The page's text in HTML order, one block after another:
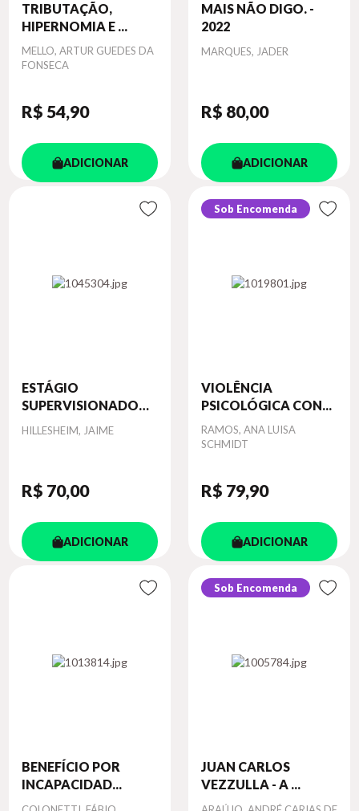
TRIBUTAÇÃO,
HIPERNOMIA E ...
Autor
MELLO, ARTUR GUEDES DA
FONSECA
R$ 54,90
ADICIONAR
MAIS NÃO DIGO. -
2022
Autor
MARQUES, JADER
R$ 80,00
ADICIONAR
ESTÁGIO
SUPERVISIONADO
EM...
Autor
HILLESHEIM, JAIME
R$ 70,00
ADICIONAR
Sob Encomenda
VIOLÊNCIA
PSICOLÓGICA CON...
Autor
RAMOS, ANA LUISA
SCHMIDT
R$ 79,90
ADICIONAR
BENEFÍCIO POR
INCAPACIDAD...
Sob Encomenda
JUAN CARLOS
VEZZULLA - A ...